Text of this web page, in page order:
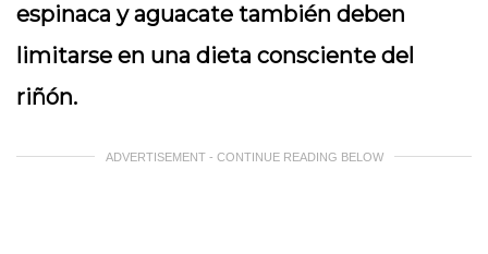
espinaca y aguacate también deben
limitarse en una dieta consciente del
riñón.
ADVERTISEMENT - CONTINUE READING BELOW